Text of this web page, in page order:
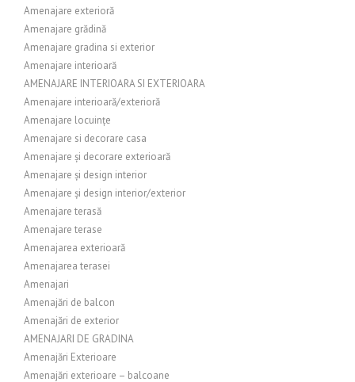
Amenajare exterioră
Amenajare grădină
Amenajare gradina si exterior
Amenajare interioară
AMENAJARE INTERIOARA SI EXTERIOARA
Amenajare interioară/exterioră
Amenajare locuințe
Amenajare si decorare casa
Amenajare și decorare exterioară
Amenajare și design interior
Amenajare și design interior/exterior
Amenajare terasă
Amenajare terase
Amenajarea exterioară
Amenajarea terasei
Amenajari
Amenajări de balcon
Amenajări de exterior
AMENAJARI DE GRADINA
Amenajări Exterioare
Amenajări exterioare – balcoane